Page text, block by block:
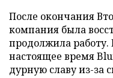
После окончания
компания была
продолжила работу.
настоящее время
дурную славу из-за